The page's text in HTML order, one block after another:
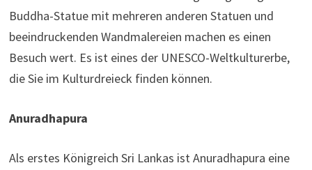
Buddha-Statue mit mehreren anderen Statuen und
beeindruckenden Wandmalereien machen es einen
Besuch wert. Es ist eines der UNESCO-Weltkulturerbe,
die Sie im Kulturdreieck finden können.
Anuradhapura
Als erstes Königreich Sri Lankas ist Anuradhapura eine